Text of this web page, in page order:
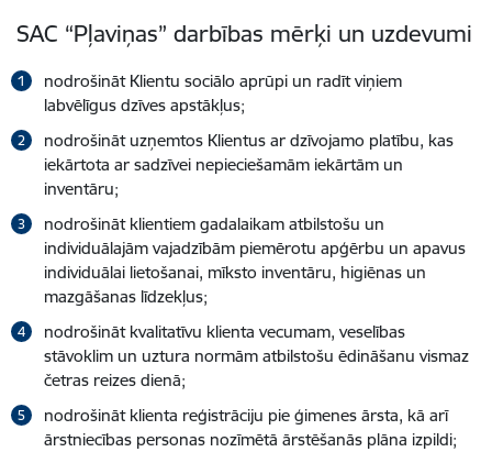
SAC “Pļaviņas” darbības mērķi un uzdevumi
nodrošināt Klientu sociālo aprūpi un radīt viņiem
labvēlīgus dzīves apstākļus;
nodrošināt uzņemtos Klientus ar dzīvojamo platību, kas
iekārtota ar sadzīvei nepieciešamām iekārtām un
inventāru;
nodrošināt klientiem gadalaikam atbilstošu un
individuālajām vajadzībām piemērotu apģērbu un apavus
individuālai lietošanai, mīksto inventāru, higiēnas un
mazgāšanas līdzekļus;
nodrošināt kvalitatīvu klienta vecumam, veselības
stāvoklim un uztura normām atbilstošu ēdināšanu vismaz
četras reizes dienā;
nodrošināt klienta reģistrāciju pie ģimenes ārsta, kā arī
ārstniecības personas nozīmētā ārstēšanās plāna izpildi;